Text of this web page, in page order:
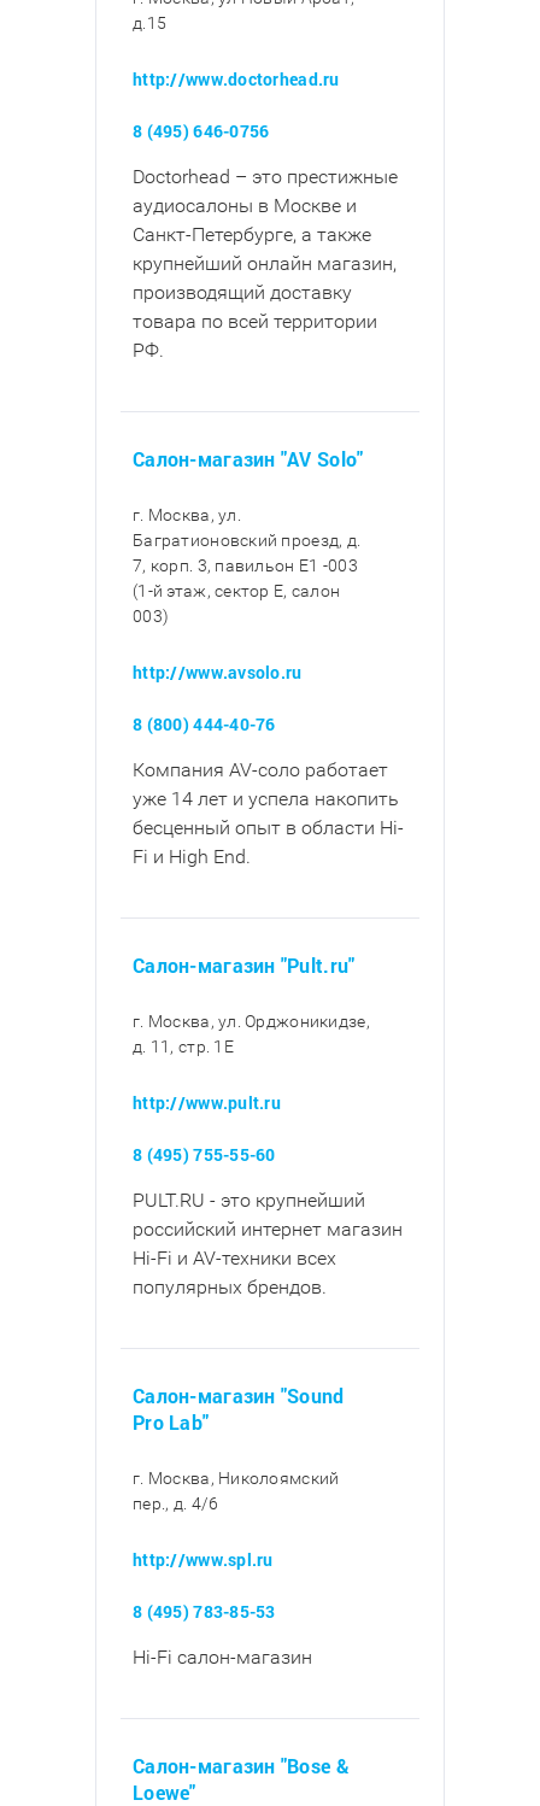
д.15
http://www.doctorhead.ru
8 (495) 646-0756
Doctorhead – это престижные
аудиосалоны в Москве и
Санкт-Петербурге, а также
крупнейший онлайн магазин,
производящий доставку
товара по всей территории
РФ.
Салон-магазин "AV Solo"
г. Москва, ул.
Багратионовский проезд, д.
7, корп. 3, павильон E1 -003
(1-й этаж, сектор E, салон
003)
http://www.avsolo.ru
8 (800) 444-40-76
Компания AV-соло работает
уже 14 лет и успела накопить
бесценный опыт в области Hi-
Fi и High End.
Салон-магазин "Pult.ru"
г. Москва, ул. Орджоникидзе,
д. 11, стр. 1E
http://www.pult.ru
8 (495) 755-55-60
PULT.RU - это крупнейший
российский интернет магазин
Hi-Fi и AV-техники всех
популярных брендов.
Салон-магазин "Sound
Pro Lab"
г. Москва, Николоямский
пер., д. 4/6
http://www.spl.ru
8 (495) 783-85-53
Hi-Fi салон-магазин
Салон-магазин "Bose &
Loewe"